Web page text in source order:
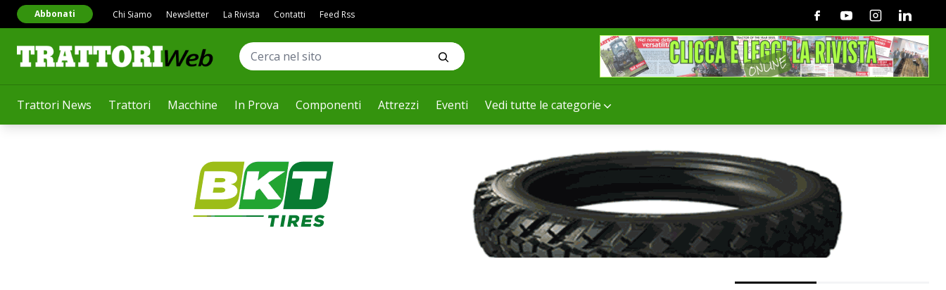
Trattori News Trattori Macchine In Prova Componenti Attrezzi Eventi Vedi tutte le categorie
Abbonati Chi Siamo Newsletter La Rivista Contatti Feed Rss FacebookYoutubeInstagramLinkedin